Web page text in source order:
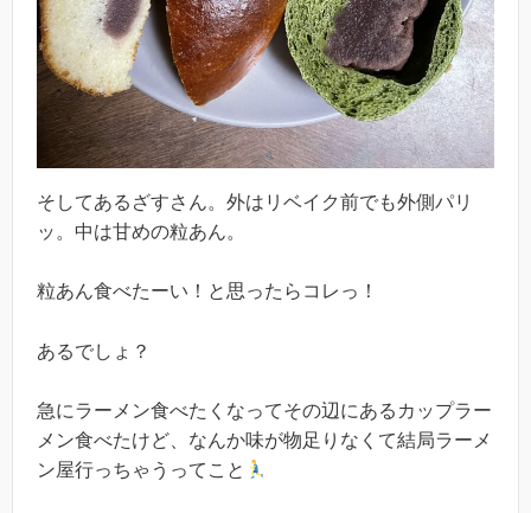
そしてあるざすさん。外はリベイク前でも外側パリ
ッ。中は甘めの粒あん。
粒あん食べたーい！と思ったらコレっ！
あるでしょ？
急にラーメン食べたくなってその辺にあるカップラー
メン食べたけど、なんか味が物足りなくて結局ラーメ
ン屋行っちゃうってこと